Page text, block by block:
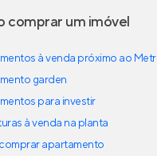
comprar um imóvel
à venda próximo ao
garden
para investir
à venda na planta
apartamento